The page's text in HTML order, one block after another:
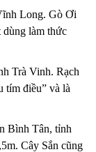
Long. Gò Ơi
dùng làm thức
Trà Vinh. Rạch
tím điều” và là
Bình Tân, tỉnh
. Cây Sắn cũng